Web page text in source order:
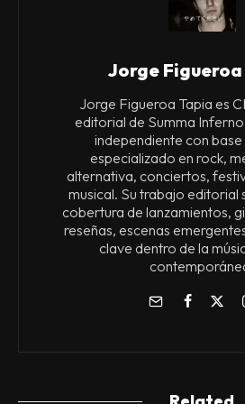
Jorge
Jorge Figueroa Tapia es
editorial de Summa
independiente con
especializado en rock,
alternativa, conciertos,
musical. Su trabajo editorial
cobertura de lanzamientos,
reseñas, escenas
clave dentro de la